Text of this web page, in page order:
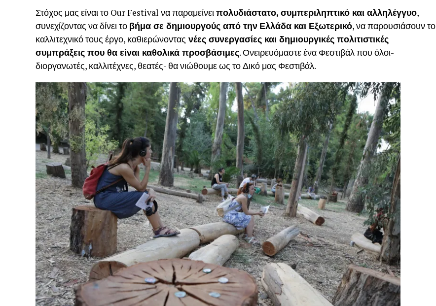
Στόχος μας είναι το Our Festival να παραμείνειπολυδιάστατο, συμπεριληπτικό και αλληλέγγυο,
συνεχίζοντας να δίνει το βήμα σε δημιουργούς από την Ελλάδα και Εξωτερικό, να παρουσιάσουν το
καλλιτεχνικό τους έργο, καθιερώνοντας νέες συνεργασίες και δημιουργικές πολιτιστικές
συμπράξεις που θα είναι καθολικά προσβάσιμες. Ονειρευόμαστε ένα Φεστιβάλ που όλοι-
διοργανωτές, καλλιτέχνες, θεατές- θα νιώθουμε ως το Δικό μας Φεστιβάλ.